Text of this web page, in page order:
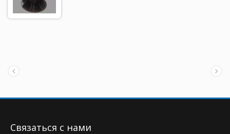
Связаться с нами